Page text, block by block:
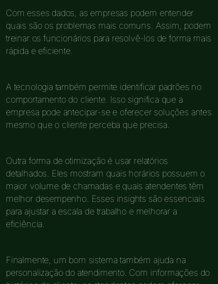
Com esses dados, as empresas podem entender
quais são os problemas mais comuns. Assim, podem
treinar os funcionários para resolvê-los de forma mais
rápida e eficiente.
A tecnologia também permite identificar padrões no
comportamento do cliente. Isso significa que a
empresa pode antecipar-se e oferecer soluções antes
mesmo que o cliente perceba que precisa.
Outra forma de otimização é usar relatórios
detalhados. Eles mostram quais horários possuem o
maior volume de chamadas e quais atendentes têm
melhor desempenho. Esses insights são essenciais
para ajustar a escala de trabalho e melhorar a
eficiência.
Finalmente, um bom sistema também ajuda na
personalização do atendimento. Com informações do